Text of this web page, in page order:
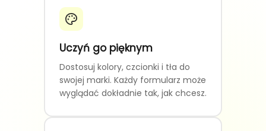
Uczyń go pięknym
Dostosuj kolory, czcionki i tła do
swojej marki. Każdy formularz może
wyglądać dokładnie tak, jak chcesz.